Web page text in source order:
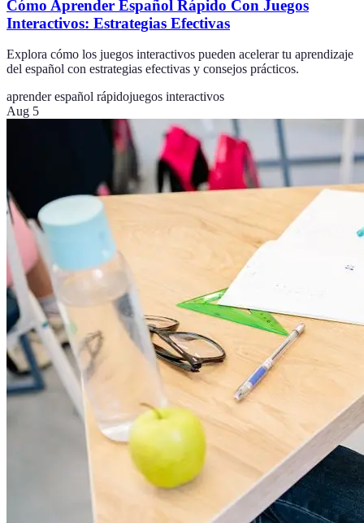
Cómo Aprender Español Rápido Con Juegos
Interactivos: Estrategias Efectivas
Explora cómo los juegos interactivos pueden acelerar tu aprendizaje
del español con estrategias efectivas y consejos prácticos.
aprender español rápidojuegos interactivos
Aug 5